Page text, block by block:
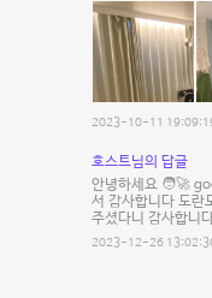
2023-10-11
호스트님의 답글
안녕하세요 🧑‍🚀
서 감사합니다 도란
주셨다니 감사합니
2023-12-26